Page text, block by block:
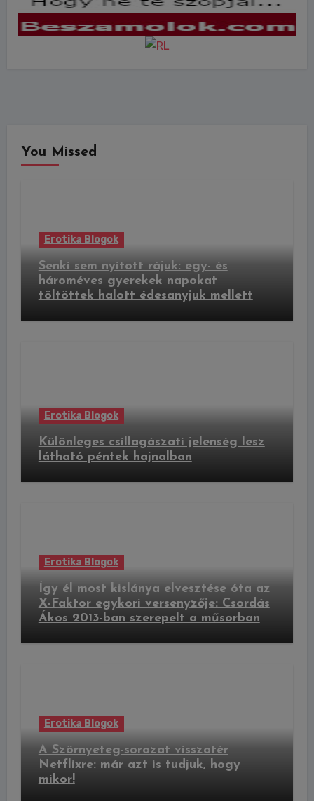
You Missed
Erotika Blogok
Senki sem nyitott rájuk: egy- és
hároméves gyerekek napokat
töltöttek halott édesanyjuk mellett
Erotika Blogok
Különleges csillagászati jelenség lesz
látható péntek hajnalban
Erotika Blogok
Így él most kislánya elvesztése óta az
X-Faktor egykori versenyzője: Csordás
Ákos 2013-ban szerepelt a műsorban
Erotika Blogok
A Szörnyeteg-sorozat visszatér
Netflixre: már azt is tudjuk, hogy
mikor!